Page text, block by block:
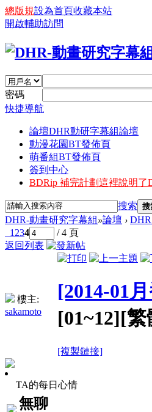
總版規設為首頁收藏本站
開啟輔助訪問
密碼
快捷導航
論壇DHR動研字幕組論壇
動漫花園BT發佈頁
萌番組BT發佈頁
簽到中心
BDRip 補完計劃這裡說明了
搜索 搜
DHR-動畫研究字幕組»論壇 ›
1 234
/ 4 頁
返回列表
樓主:
sakamoto
[2014-01
[01~12][
[複製鏈接]
TA的每日心情
無聊